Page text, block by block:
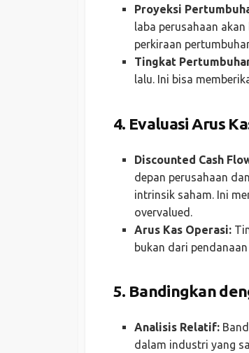
Proyeksi
laba perusahaan
perkiraan
Tingkat
lalu. Ini bisa
4. Evaluasi Arus
Discounted Cash
depan perusahaan
intrinsik saham. Ini
overvalued.
Arus Kas Operasi:
bukan dari
5. Bandingkan
Analisis Relatif:
dalam industri yang